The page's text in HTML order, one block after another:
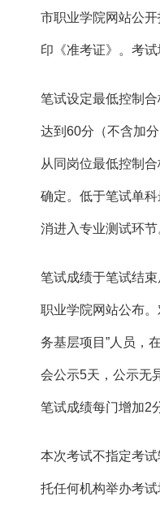
市职业学院网站公
印《准考证》。考试
笔试设定最低控制
达到60分（不含加
从同岗位最低控制
确定。低于笔试单
消进入专业测试环节
笔试成绩于笔试结
职业学院网站公布
务基层项目”人员，
会公示5天，公示无
笔试成绩每门增加2
本次考试不指定考
托任何机构举办考试